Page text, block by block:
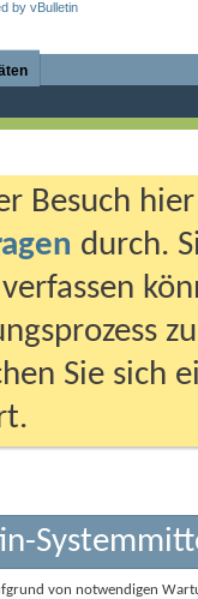
Besuch
durch.
Sie sich
von notwendigen